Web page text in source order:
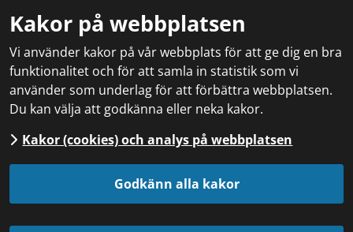
Kakor på webbplatsen
Vi använder kakor på vår webbplats för att ge dig en bra
funktionalitet och för att samla in statistik som vi
använder som underlag för att förbättra webbplatsen.
Du kan välja att godkänna eller neka kakor.
Kakor (cookies) och analys på webbplatsen
Godkänn alla kakor